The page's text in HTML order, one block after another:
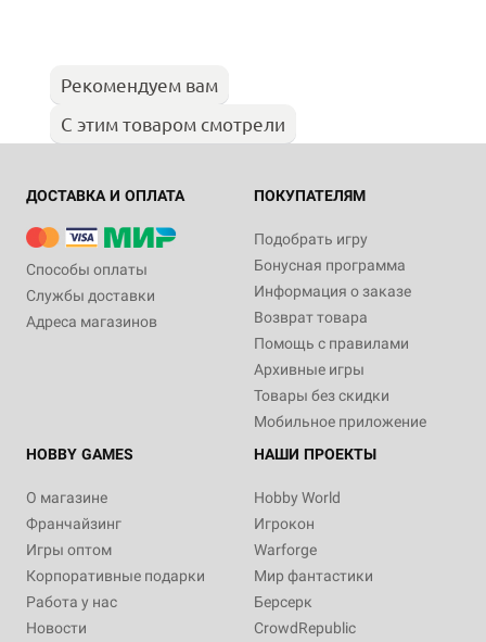
Рекомендуем вам
С этим товаром смотрели
ДОСТАВКА И ОПЛАТА
Способы оплаты
Службы доставки
Адреса магазинов
ПОКУПАТЕЛЯМ
Подобрать игру
Бонусная программа
Информация о заказе
Возврат товара
Помощь с правилами
Архивные игры
Товары без скидки
Мобильное приложение
HOBBY GAMES
О магазине
Франчайзинг
Игры оптом
Корпоративные подарки
Работа у нас
Новости
НАШИ ПРОЕКТЫ
Hobby World
Игрокон
Warforge
Мир фантастики
Берсерк
CrowdRepublic